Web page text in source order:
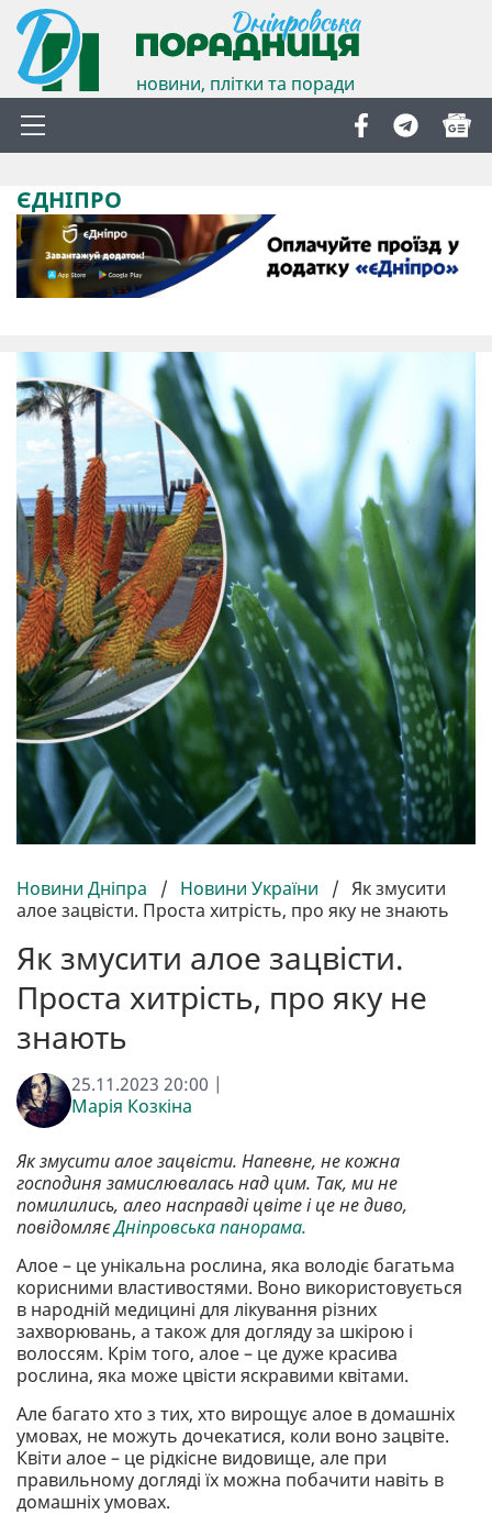
новини, плітки та поради
ЄДНІПРО
Новини Дніпра / Новини України / Як змусити
алое зацвісти. Проста хитрість, про яку не знають
Як змусити алое зацвісти.
Проста хитрість, про яку не
знають
25.11.2023 20:00 |
Марія Козкіна
Як змусити алое зацвісти. Напевне, не кожна
господиня замислювалась над цим. Так, ми не
помилились, алео насправді цвіте і це не диво,
повідомляєДніпровська панорама.
Алое – це унікальна рослина, яка володіє багатьма
корисними властивостями. Воно використовується
в народній медицині для лікування різних
захворювань, а також для догляду за шкірою і
волоссям. Крім того, алое – це дуже красива
рослина, яка може цвісти яскравими квітами.
Але багато хто з тих, хто вирощує алое в домашніх
умовах, не можуть дочекатися, коли воно зацвіте.
Квіти алое – це рідкісне видовище, але при
правильному догляді їх можна побачити навіть в
домашніх умовах.